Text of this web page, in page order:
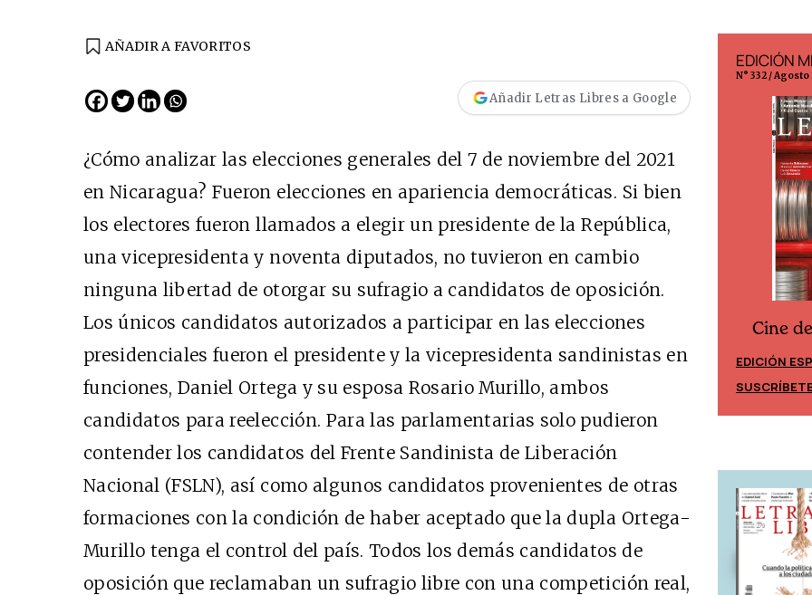
AÑADIR A FAVORITOS
Añadir Letras Libres a Google
¿Cómo analizar las elecciones generales del 7 de noviembre del 2021
en Nicaragua? Fueron elecciones en apariencia democráticas. Si bien
los electores fueron llamados a elegir un presidente de la República,
una vicepresidenta y noventa diputados, no tuvieron en cambio
ninguna libertad de otorgar su sufragio a candidatos de oposición.
Los únicos candidatos autorizados a participar en las elecciones
presidenciales fueron el presidente y la vicepresidenta sandinistas en
funciones, Daniel Ortega y su esposa Rosario Murillo, ambos
candidatos para reelección. Para las parlamentarias solo pudieron
contender los candidatos del Frente Sandinista de Liberación
Nacional (FSLN), así como algunos candidatos provenientes de otras
formaciones con la condición de haber aceptado que la dupla Ortega-
Murillo tenga el control del país. Todos los demás candidatos de
oposición que reclamaban un sufragio libre con una competición real,
Cine desde los márgenes
EDICIÓN MÉXICO
SUSCRÍBETE
EDICIÓN
N° 332 / Agosto
Cine
EDICIÓN